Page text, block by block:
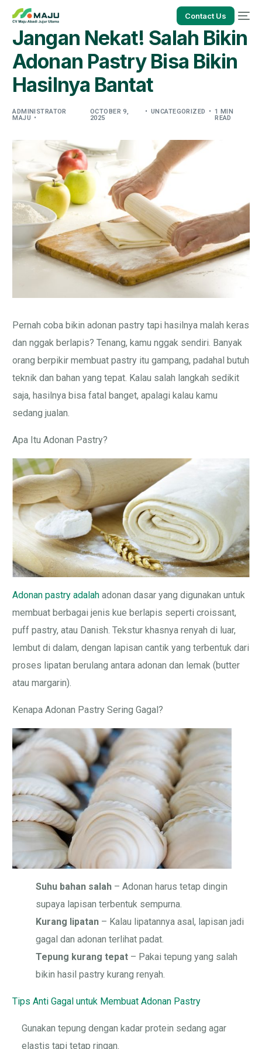
Contact Us
Jangan Nekat! Salah Bikin
Adonan Pastry Bisa Bikin
Hasilnya Bantat
ADMINISTRATOR
MAJU
OCTOBER 9,
2025
UNCATEGORIZED
1 MIN
READ
Pernah coba bikin adonan pastry tapi hasilnya malah keras
dan nggak berlapis? Tenang, kamu nggak sendiri. Banyak
orang berpikir membuat pastry itu gampang, padahal butuh
teknik dan bahan yang tepat. Kalau salah langkah sedikit
saja, hasilnya bisa fatal banget, apalagi kalau kamu
sedang jualan.
Apa Itu Adonan Pastry?
Adonan pastry adalahadonan dasar yang digunakan untuk
membuat berbagai jenis kue berlapis seperti croissant,
puff pastry, atau Danish. Tekstur khasnya renyah di luar,
lembut di dalam, dengan lapisan cantik yang terbentuk dari
proses lipatan berulang antara adonan dan lemak (butter
atau margarin).
Kenapa Adonan Pastry Sering Gagal?
Suhu bahan salah – Adonan harus tetap dingin
supaya lapisan terbentuk sempurna.
Kurang lipatan – Kalau lipatannya asal, lapisan jadi
gagal dan adonan terlihat padat.
Tepung kurang tepat – Pakai tepung yang salah
bikin hasil pastry kurang renyah.
Tips Anti Gagal untuk Membuat Adonan Pastry
Gunakan tepung dengan kadar protein sedang agar
elastis tapi tetap ringan.